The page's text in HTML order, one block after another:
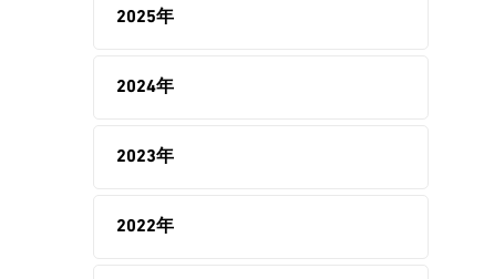
2025年
2024年
2023年
2022年